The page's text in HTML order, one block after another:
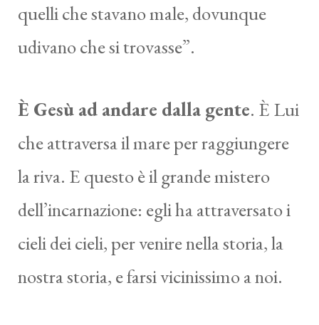
quelli che stavano male, dovunque
udivano che si trovasse”.
È Gesù ad andare dalla gente. È Lui
che attraversa il mare per raggiungere
la riva. E questo è il grande mistero
dell’incarnazione: egli ha attraversato i
cieli dei cieli, per venire nella storia, la
nostra storia, e farsi vicinissimo a noi.